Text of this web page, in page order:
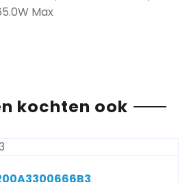
Max
kochten ook